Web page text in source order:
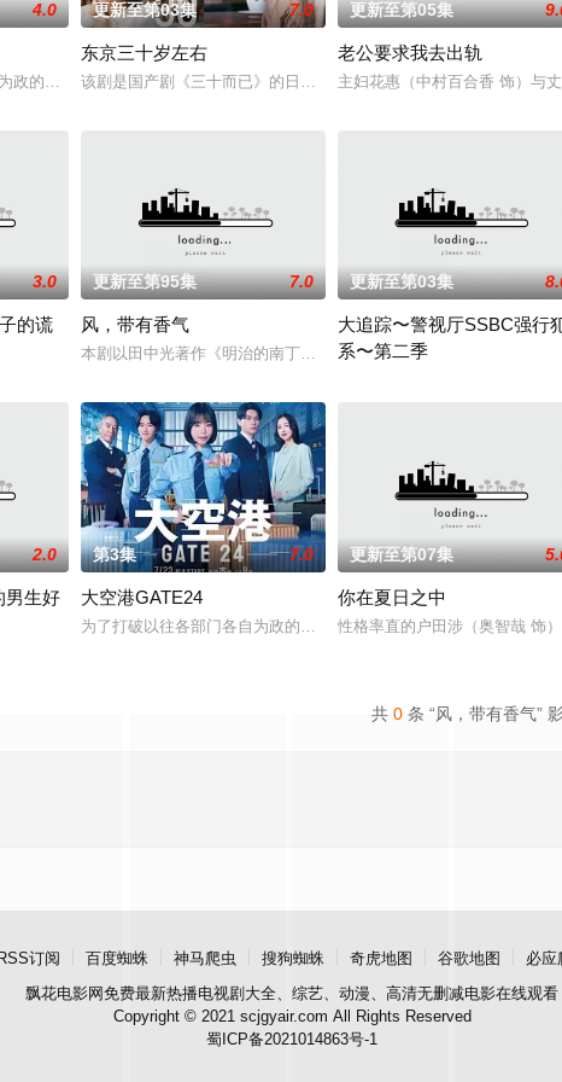
子化、医生短缺、地方产科接连关闭……在令和时代的当下，守护母婴生命的“分
4.0
政的死板规矩，内阁官房直属成立了一个特殊的新部门“GATE24”。这个部门直
更新至第03集 7.0
东京三十岁左右
该剧是国产剧《三十而已》的日本翻拍版。故事讲述曾从外地来到憧
更新至第05集
老公要求我去出轨
主妇花惠（中村百合香 饰）与
有特异功能的神秘密友展开。
3.0
的谎
更新至第95集 7.0
风，带有香气
本剧以田中光著作《明治的南丁格尔 大关和物语》为原案，取材自
更新至第03集
大追踪〜警视厅SSBC强行
系〜第二季
2.0
男生好
第3集 7.0
大空港GATE24
为了打破以往各部门各自为政的死板规矩，内阁官房直属成立了一个
更新至第07集
你在夏日之中
性格率直的户田涉（奥智哉 饰
共 0 条 “风，带有香气”
订阅 百度蜘蛛 神马爬虫 搜狗蜘蛛 奇虎地图 谷歌地图
必应
飘花电影网免费最新热播电视剧大全、综艺、动漫、高清无删减电影在线观看
Copyright © 2021 scjgyair.com All Rights Reserved
蜀ICP备2021014863号-1